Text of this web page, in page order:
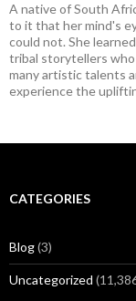
A native of South
to it that her mind's
could not. She
tribal storytellers
many artistic talents
experience the
CATEGORIES
Blog(3)
Uncategorized